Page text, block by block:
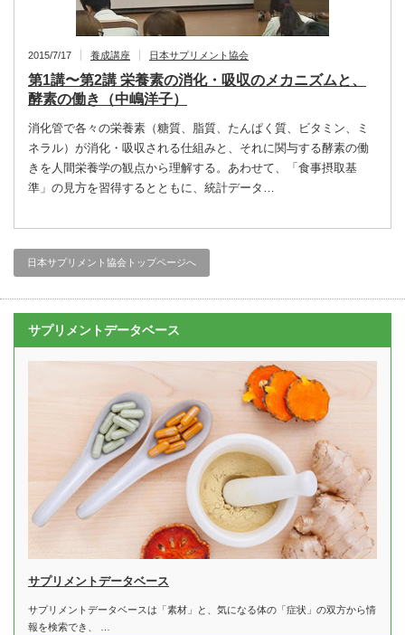
2015/7/17 養成講座 日本サプリメント協会
第1講〜第2講 栄養素の消化・吸収のメカニズムと、
酵素の働き（中嶋洋子）
消化管で各々の栄養素（糖質、脂質、たんぱく質、ビタミン、ミ
ネラル）が消化・吸収される仕組みと、それに関与する酵素の働
きを人間栄養学の観点から理解する。あわせて、「食事摂取基
準」の見方を習得するとともに、統計データ…
日本サプリメント協会トップページへ
サプリメントデータベース
サプリメントデータベース
サプリメントデータベースは「素材」と、気になる体の「症状」の双方から情
報を検索でき、 …